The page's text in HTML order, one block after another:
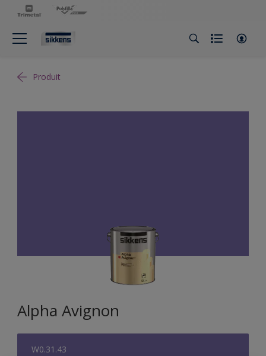
Produit
Alpha Avignon
W0.31.43